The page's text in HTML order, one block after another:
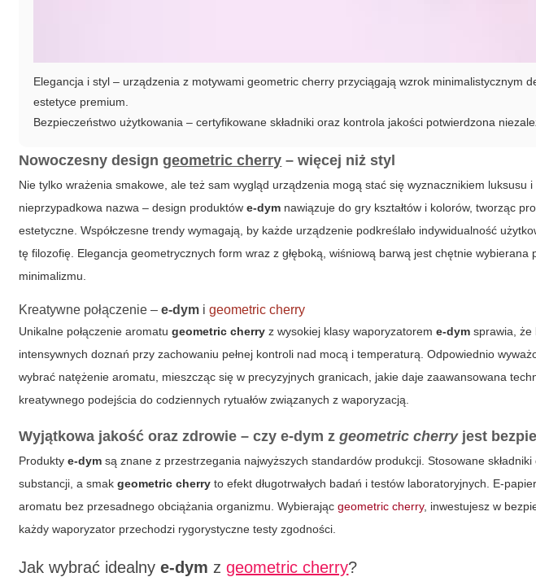
Elegancja i styl – urządzenia z motywami geometric cherry przyciągają wzrok minimalistycznym
estetyce premium.
Bezpieczeństwo użytkowania – certyfikowane składniki oraz kontrola jakości potwierdzona
Nowoczesny designgeometric cherry – więcej niż styl
Nie tylko wrażenia smakowe, ale też sam wygląd urządzenia mogą stać się wyznacznikiem luksusu
nieprzypadkowa nazwa – design produktówe-dym nawiązuje do gry kształtów i kolorów, tworząc
estetyczne. Współczesne trendy wymagają, by każde urządzenie podkreślało indywidualność
tę filozofię. Elegancja geometrycznych form wraz z głęboką, wiśniową barwą jest chętnie wybierana
minimalizmu.
Kreatywne połączenie –e-dym igeometric cherry
Unikalne połączenie aromatugeometric cherry z wysokiej klasy waporyzatoreme-dym sprawia, że
intensywnych doznań przy zachowaniu pełnej kontroli nad mocą i temperaturą. Odpowiednio
wybrać natężenie aromatu, mieszcząc się w precyzyjnych granicach, jakie daje zaawansowana
kreatywnego podejścia do codziennych rytuałów związanych z waporyzacją.
Wyjątkowa jakość oraz zdrowie – czye-dym zgeometric cherryjest
Produktye-dym są znane z przestrzegania najwyższych standardów produkcji. Stosowane
substancji, a smakgeometric cherry to efekt długotrwałych badań i testów laboratoryjnych. E-
aromatu bez przesadnego obciążania organizmu. Wybierającgeometric cherry, inwestujesz w
każdy waporyzator przechodzi rygorystyczne testy zgodności.
Jak wybrać idealnye-dym zgeometric cherry?